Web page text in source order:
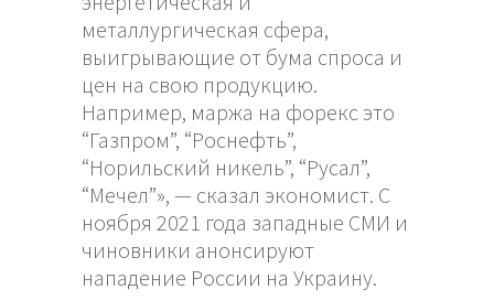
металлургическая сфера,
выигрывающие от бума спроса и
цен на свою продукцию.
Например, маржа на форексэто
“Газпром”, “Роснефть”,
“Норильский никель”, “Русал”,
“Мечел”», — сказал экономист. С
ноября 2021 года западные СМИ и
чиновники анонсируют
нападение России на Украину.